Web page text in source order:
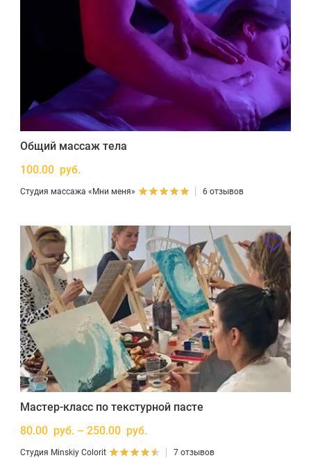
Общий массаж тела
100.00 руб.
Студия массажа «Мни меня» 6 отзывов
Мастер-класс по текстурной пасте
80.00 руб. – 250.00 руб.
Студия Minskiy Colorit 7 отзывов